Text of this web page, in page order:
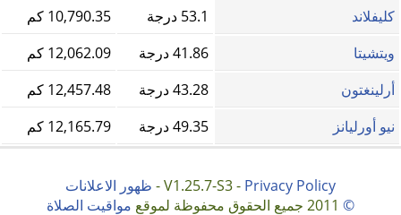
كليفلاند
53.1 درجة
10,790.35 كم
ويتشيتا
41.86 درجة
12,062.09 كم
أرلينغتون
43.28 درجة
12,457.48 كم
نيو أورليانز
49.35 درجة 12,165.79 كم
V1.25.7-S3 - Privacy Policy
- ظهور الاعلانات
©
مواقيت الصلاة